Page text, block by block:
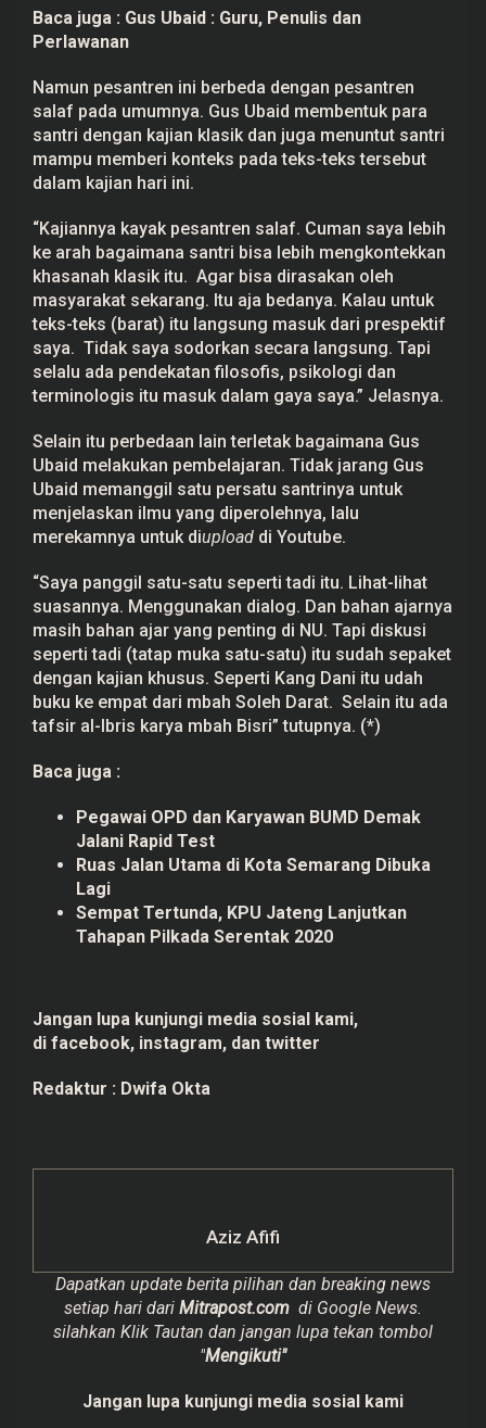
e
r
e
Baca juga : Gus Ubaid : Guru, Penulis dan
Perlawanan
Namun pesantren ini berbeda dengan pesantren
salaf pada umumnya. Gus Ubaid membentuk para
santri dengan kajian klasik dan juga menuntut santri
mampu memberi konteks pada teks-teks tersebut
dalam kajian hari ini.
“Kajiannya kayak pesantren salaf. Cuman saya lebih
ke arah bagaimana santri bisa lebih mengkontekkan
khasanah klasik itu. Agar bisa dirasakan oleh
masyarakat sekarang. Itu aja bedanya. Kalau untuk
teks-teks (barat) itu langsung masuk dari prespektif
saya. Tidak saya sodorkan secara langsung. Tapi
selalu ada pendekatan filosofis, psikologi dan
terminologis itu masuk dalam gaya saya.” Jelasnya.
Selain itu perbedaan lain terletak bagaimana Gus
Ubaid melakukan pembelajaran. Tidak jarang Gus
Ubaid memanggil satu persatu santrinya untuk
menjelaskan ilmu yang diperolehnya, lalu
merekamnya untuk diupload di Youtube.
“Saya panggil satu-satu seperti tadi itu. Lihat-lihat
suasannya. Menggunakan dialog. Dan bahan ajarnya
masih bahan ajar yang penting di NU. Tapi diskusi
seperti tadi (tatap muka satu-satu) itu sudah sepaket
dengan kajian khusus. Seperti Kang Dani itu udah
buku ke empat dari mbah Soleh Darat. Selain itu ada
tafsir al-Ibris karya mbah Bisri” tutupnya. (*)
Baca juga :
Pegawai OPD dan Karyawan BUMD Demak
Jalani Rapid Test
Ruas Jalan Utama di Kota Semarang Dibuka
Lagi
Sempat Tertunda, KPU Jateng Lanjutkan
Tahapan Pilkada Serentak 2020
Jangan lupa kunjungi media sosial kami,
di facebook, instagram, dan twitter
Redaktur : Dwifa Okta
Aziz Afifi
Dapatkan update berita pilihan dan breaking news
setiap hari dari Mitrapost.com di Google News.
silahkan Klik Tautan dan jangan lupa tekan tombol
"Mengikuti"
Jangan lupa kunjungi media sosial kami